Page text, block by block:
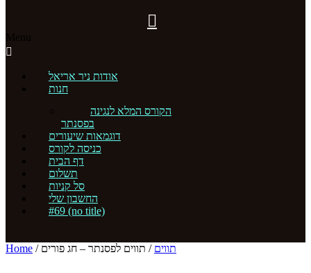
אודות ניר אריאל
חנות
הקורס המלא לנגינה
בפסנתר
דוגמאות שיעורים
כניסה לקורס
דף הבית
תשלום
סל קניות
החשבון שלי
#69 (no title)
Home / תווים / תווים לפסנתר – חג פורים